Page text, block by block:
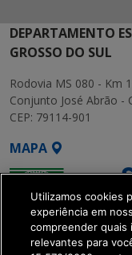
DEPARTAMENTO
GROSSO DO SUL
Rodovia MS 080 - Km
Conjunto José Abrão -
CEP: 79114-901
MAPA
Utilizamos cookies
experiência em
compreender quais
relevantes para